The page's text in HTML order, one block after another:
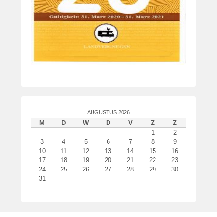
AUGUSTUS 2026
M D W D V Z
Z
1
2
3
4 5 6 7 8
9
10
11 12 13 14 15
16
17
18 19 20 21 22
23
24
25 26 27 28 29
30
31